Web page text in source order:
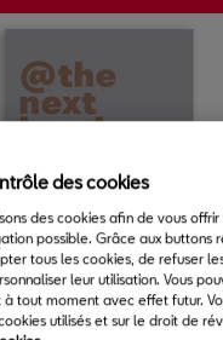
des cookies
des cookies afin de vous
possible. Grâce aux buttons
tous les cookies, de refuser
leur utilisation. Vous
tout moment avec effet futur.
utilisés et sur le droit de